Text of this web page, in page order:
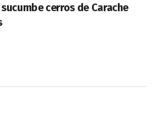
cerros de Carache